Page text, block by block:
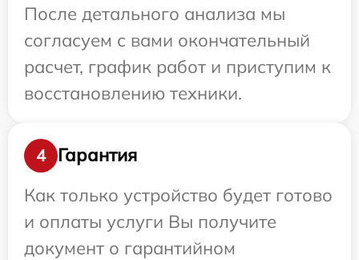
После детального анализа мы
согласуем с вами окончательный
расчет, график работ и приступим к
восстановлению техники.
4
Гарантия
Как только устройство будет готово
и оплаты услуги Вы получите
документ о гарантийном